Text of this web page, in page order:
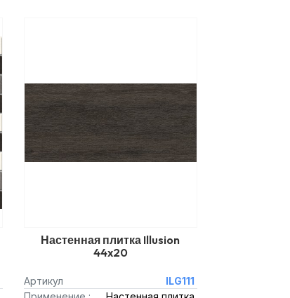
Настенная плитка Illusion
44x20
Артикул
ILG111